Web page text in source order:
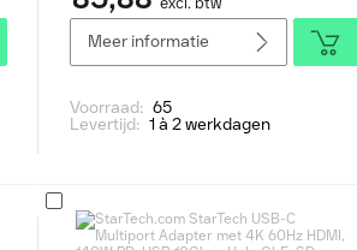
Meer informatie
Voorraad: 65
Levertijd: 1 à 2 werkdagen